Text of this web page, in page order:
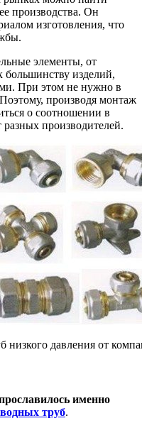
производства. Он
изготовления, что
элементы, от
большинству изделий,
При этом не нужно в
производя монтаж
о соотношении в
производителей.
низкого давления от
именно
труб.